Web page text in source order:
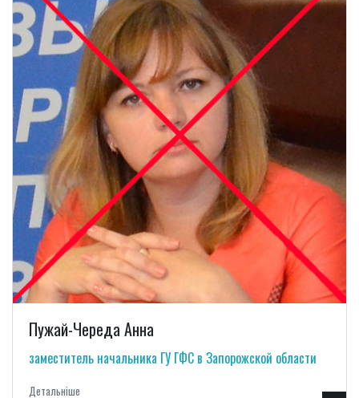
Пужай-Череда Анна
заместитель начальника ГУ ГФС в Запорожской области
Детальнiше